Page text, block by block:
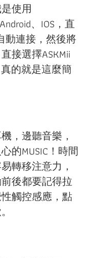
使用
、IOS，直
動連接，然後將
接選擇ASKMii
的就是這麼簡
，邊聽音樂，
的MUSIC！時間
轉移注意力，
後都要記得拉
觸控感應，點